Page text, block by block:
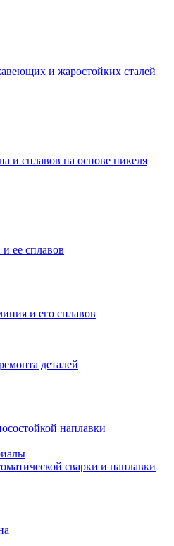
и жаростойких сталей
и сплавов на основе никеля
ее сплавов
и его сплавов
деталей
наплавки
сварки и наплавки